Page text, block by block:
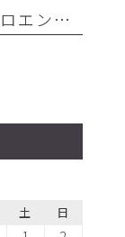
精密根管治療（マイクロエンド）
土 日